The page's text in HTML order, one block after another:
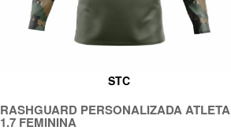
STC
RASHGUARD PERSONALIZADA ATLETA
1.7 FEMININA